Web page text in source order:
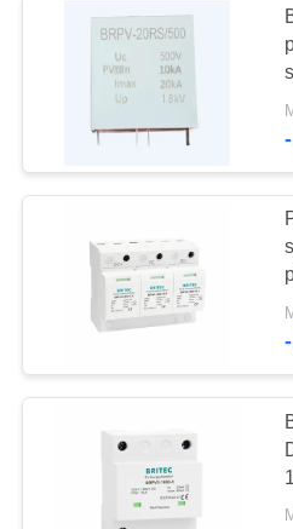
NOUVELLES
CAS
SHOW
PLAN
Type de
protection
montée
montée
picovolte